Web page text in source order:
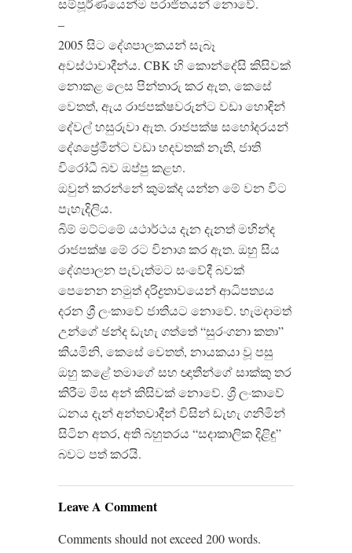
සම්පූර්ණයෙන්ම පරාජිතයන් නොවේ.
–
2005 සිට දේශපාලකයන් සැබෑ
අවස්ථාවාදීන්ය. CBK හි කොන්දේසි කිසිවක්
නොකළ ලෙස පින්තාරු කර ඇත, කෙසේ
වෙතත්, ඇය රාජපක්ෂවරුන්ට වඩා හොඳින්
දේවල් හසුරුවා ඇත. රාජපක්ෂ සහෝදරයන්
දේශප්‍රේමීන්ට වඩා හදවතක් නැති, ජාති
විරෝධී බව ඔප්පු කළහ.
ඔවුන් කරන්නේ කුමක්ද යන්න මේ වන විට
පැහැදිලිය.
බිම් මට්ටමේ යථාර්ථය දැන දැනත් මහින්ද
රාජපක්ෂ මේ රට විනාශ කර ඇත. ඔහු සිය
දේශපාලන පැවැත්මට සංවේදී බවක්
පෙනෙන නමුත් දරිද්‍රතාවයෙන් ආධිපත්‍යය
දරන ශ්‍රී ලංකාවේ ජාතියට නොවේ. හැමදාමත්
උන්ගේ ඡන්ද ඩැහැ ගත්තේ “සුරංගනා කතා”
කියමිනි, කෙසේ වෙතත්, නායකයා වූ පසු
ඔහු කළේ තමාගේ සහ ඥාතීන්ගේ සාක්කු තර
කිරීම මිස අන් කිසිවක් නොවේ. ශ්‍රී ලංකාවේ
ධනය දැන් අන්තවාදීන් විසින් ඩැහැ ගනිමින්
සිටින අතර, අති බහුතරය “සදාකාලික දිළිඳු”
බවට පත් කරයි.
Leave A Comment
Comments should not exceed 200 words.